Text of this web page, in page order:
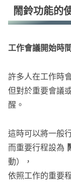
鬧鈴功能的
工作會議開始時間
許多人在工作時
但對於重要會議
醒。
這時可以將一般
而重要行程設為
動），
依照工作的重要